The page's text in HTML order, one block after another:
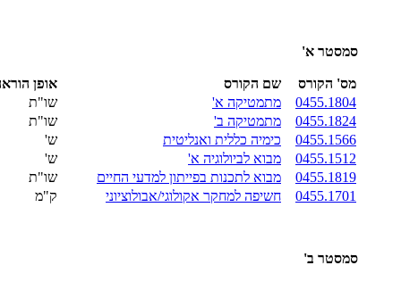
סמסטר א'
מס' הקורס שם הקורס
אופן
0455.1804
מתמטיקה א'
שו"ת
0455.1824
מתמטיקה ב'
שו"ת
0455.1566
כימיה כללית ואנליטית
ש'
0455.1512
מבוא לביולוגיה א'
ש'
0455.1819
מבוא לתכנות בפייתון למדעי החיים
שו"ת
0455.1701
חשיפה למחקר אקולוגי/אבולוציוני ק"מ
סמסטר ב'